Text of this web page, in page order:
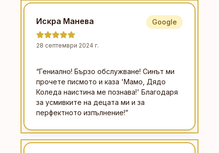
Искра Манева
28 септември 2024 г.
Google
“Гениално! Бързо обслужване! Синът ми
прочете писмото и каза 'Мамо, Дядо
Коледа наистина ме познава!' Благодаря
за усмивките на децата ми и за
перфектното изпълнение!”